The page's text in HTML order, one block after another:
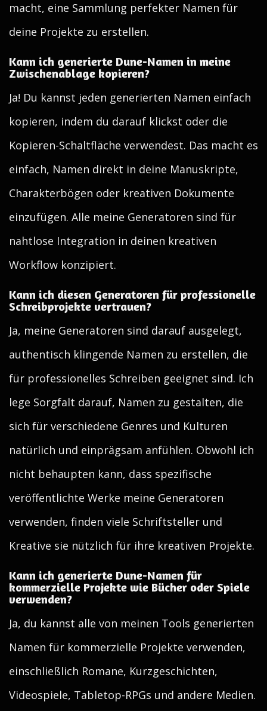
macht, eine Sammlung perfekter Namen für
deine Projekte zu erstellen.
Kann ich generierte Dune-Namen in meine
Zwischenablage kopieren?
Ja! Du kannst jeden generierten Namen einfach
kopieren, indem du darauf klickst oder die
Kopieren-Schaltfläche verwendest. Das macht es
einfach, Namen direkt in deine Manuskripte,
Charakterbögen oder kreativen Dokumente
einzufügen. Alle meine Generatoren sind für
nahtlose Integration in deinen kreativen
Workflow konzipiert.
Kann ich diesen Generatoren für professionelle
Schreibprojekte vertrauen?
Ja, meine Generatoren sind darauf ausgelegt,
authentisch klingende Namen zu erstellen, die
für professionelles Schreiben geeignet sind. Ich
lege Sorgfalt darauf, Namen zu gestalten, die
sich für verschiedene Genres und Kulturen
natürlich und einprägsam anfühlen. Obwohl ich
nicht behaupten kann, dass spezifische
veröffentlichte Werke meine Generatoren
verwenden, finden viele Schriftsteller und
Kreative sie nützlich für ihre kreativen Projekte.
Kann ich generierte Dune-Namen für
kommerzielle Projekte wie Bücher oder Spiele
verwenden?
Ja, du kannst alle von meinen Tools generierten
Namen für kommerzielle Projekte verwenden,
einschließlich Romane, Kurzgeschichten,
Videospiele, Tabletop-RPGs und andere Medien.